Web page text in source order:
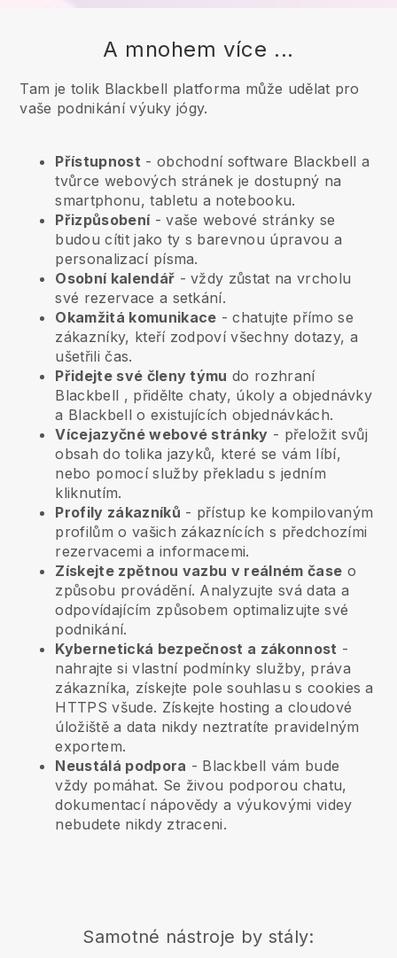
A mnohem více ...
Tam je tolik Blackbell platforma může udělat pro
vaše podnikání výuky jógy.
Přístupnost - obchodní software Blackbell a
tvůrce webových stránek je dostupný na
smartphonu, tabletu a notebooku.
Přizpůsobení- vaše webové stránky se
budou cítit jako ty s barevnou úpravou a
personalizací písma.
Osobní kalendář - vždy zůstat na vrcholu
své rezervace a setkání.
Okamžitá komunikace - chatujte přímo se
zákazníky, kteří zodpoví všechny dotazy, a
ušetřili čas.
Přidejte své členy týmu do rozhraní
Blackbell , přidělte chaty, úkoly a objednávky
a Blackbell o existujících objednávkách.
Vícejazyčné webové stránky - přeložit svůj
obsah do tolika jazyků, které se vám líbí,
nebo pomocí služby překladu s jedním
kliknutím.
Profily zákazníků - přístup ke kompilovaným
profilům o vašich zákaznících s předchozími
rezervacemi a informacemi.
Získejte zpětnou vazbu v reálném čase o
způsobu provádění. Analyzujte svá data a
odpovídajícím způsobem optimalizujte své
podnikání.
Kybernetická bezpečnost a zákonnost -
nahrajte si vlastní podmínky služby, práva
zákazníka, získejte pole souhlasu s cookies a
HTTPS všude. Získejte hosting a cloudové
úložiště a data nikdy neztratíte pravidelným
exportem.
Neustálá podpora - Blackbell vám bude
vždy pomáhat. Se živou podporou chatu,
dokumentací nápovědy a výukovými videy
nebudete nikdy ztraceni.
Samotné nástroje by stály: